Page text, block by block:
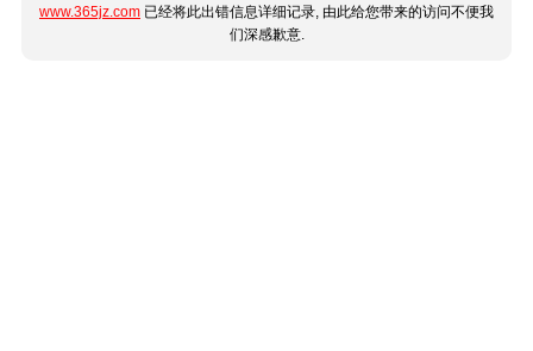
www.365jz.com 已经将此出错信息详细记录, 由此给您带来的访问不便我
们深感歉意.